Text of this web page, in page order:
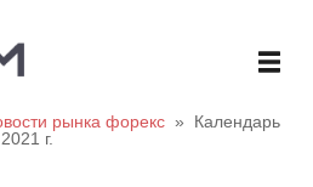
рынка форекс »
Календарь
г.